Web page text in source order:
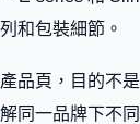
和包裝細節。
品頁，目的不
同一品牌下不